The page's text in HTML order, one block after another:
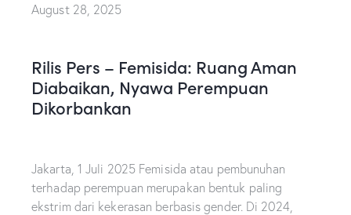
August 28, 2025
Rilis Pers – Femisida: Ruang Aman
Diabaikan, Nyawa Perempuan
Dikorbankan
Jakarta, 1 Juli 2025 Femisida atau pembunuhan
terhadap perempuan merupakan bentuk paling
ekstrim dari kekerasan berbasis gender. Di 2024,